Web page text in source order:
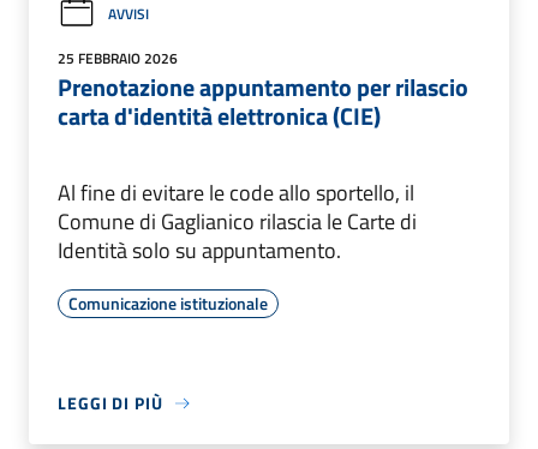
AVVISI
25 FEBBRAIO 2026
Prenotazione appuntamento per rilascio
carta d'identità elettronica (CIE)
Al fine di evitare le code allo sportello, il
Comune di Gaglianico rilascia le Carte di
Identità solo su appuntamento.
Comunicazione istituzionale
LEGGI DI PIÙ